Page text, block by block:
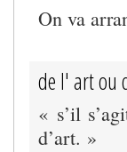
On va
de l' art ou
« s’il
d’art. »